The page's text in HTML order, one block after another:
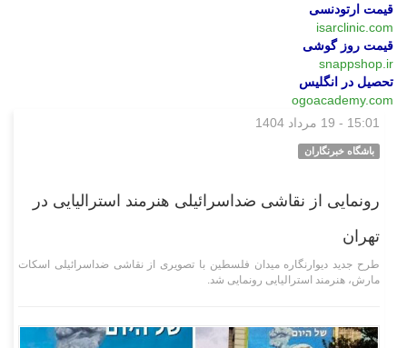
قیمت ارتودنسی
isarclinic.com
قیمت روز گوشی
snappshop.ir
تحصیل در انگلیس
ogoacademy.com
15:01 - 19 مرداد 1404
باشگاه خبرنگاران
رونمایی از نقاشی ضداسرائیلی هنرمند استرالیایی در
تهران
طرح جدید دیوارنگاره میدان فلسطین با تصویری از نقاشی ضداسرائیلی اسکات
مارش، هنرمند استرالیایی رونمایی شد.